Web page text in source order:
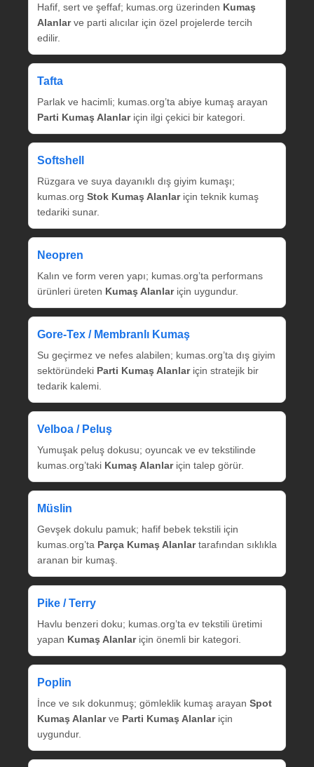
Hafif, sert ve şeffaf; kumas.org üzerinden Kumaş
Alanlarve parti alıcılar için özel projelerde tercih
edilir.
Tafta
Parlak ve hacimli; kumas.org’ta abiye kumaş arayan
Parti Kumaş Alanlariçin ilgi çekici bir kategori.
Softshell
Rüzgara ve suya dayanıklı dış giyim kumaşı;
kumas.org Stok Kumaş Alanlariçin teknik kumaş
tedariki sunar.
Neopren
Kalın ve form veren yapı; kumas.org’ta performans
ürünleri üreten Kumaş Alanlariçin uygundur.
Gore‑Tex / Membranlı Kumaş
Su geçirmez ve nefes alabilen; kumas.org’ta dış giyim
sektöründeki Parti Kumaş Alanlariçin stratejik bir
tedarik kalemi.
Velboa / Peluş
Yumuşak peluş dokusu; oyuncak ve ev tekstilinde
kumas.org’taki Kumaş Alanlariçin talep görür.
Müslin
Gevşek dokulu pamuk; hafif bebek tekstili için
kumas.org’ta Parça Kumaş Alanlartarafından sıklıkla
aranan bir kumaş.
Pike / Terry
Havlu benzeri doku; kumas.org’ta ev tekstili üretimi
yapan Kumaş Alanlariçin önemli bir kategori.
Poplin
İnce ve sık dokunmuş; gömleklik kumaş arayan Spot
Kumaş Alanlarve Parti Kumaş Alanlariçin
uygundur.